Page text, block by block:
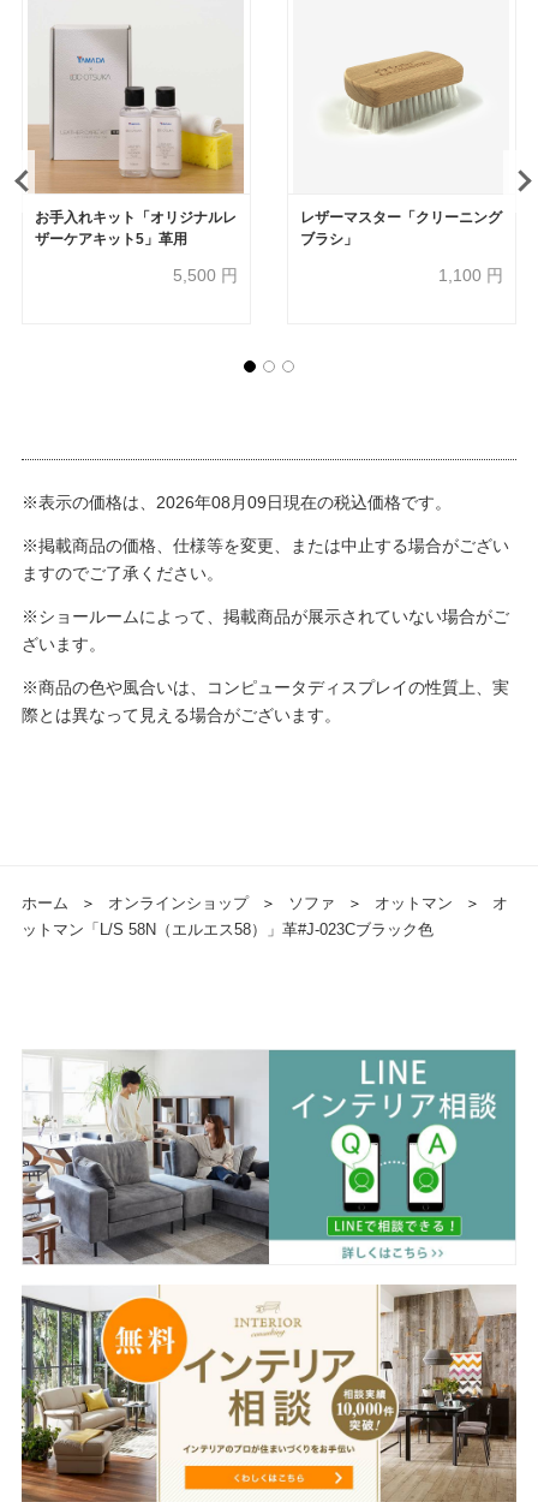
お手入れキット「オリジナルレ
ザーケアキット5」革用
5,500 円
レザーマスター「クリーニング
ブラシ」
1,100 円
※表示の価格は、2026年08月09日現在の税込価格です。
※掲載商品の価格、仕様等を変更、または中止する場合がござい
ますのでご了承ください。
※ショールームによって、掲載商品が展示されていない場合がご
ざいます。
※商品の色や風合いは、コンピュータディスプレイの性質上、実
際とは異なって見える場合がございます。
ホーム ＞ オンラインショップ ＞ ソファ ＞ オットマン ＞
オ
ットマン「L/S 58N（エルエス58）」革#J-023Cブラック色